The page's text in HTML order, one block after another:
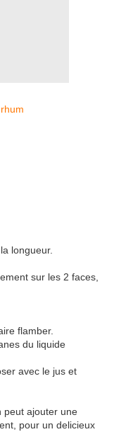
longueur.
sur les 2 faces,
flamber.
du liquide
avec le jus et
peut ajouter une
pour un delicieux